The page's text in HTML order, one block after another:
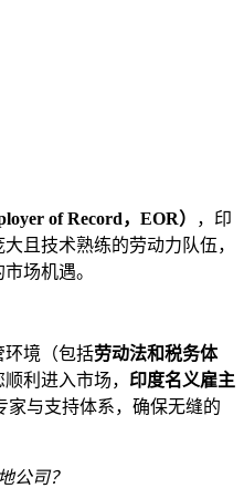
of Record，EOR）
，印
且技术熟练的劳动力队伍，
场机遇。
环境（包括劳动法和税务体
利进入市场， 印度名义雇主
家与支持体系，确保无缝的
公司？